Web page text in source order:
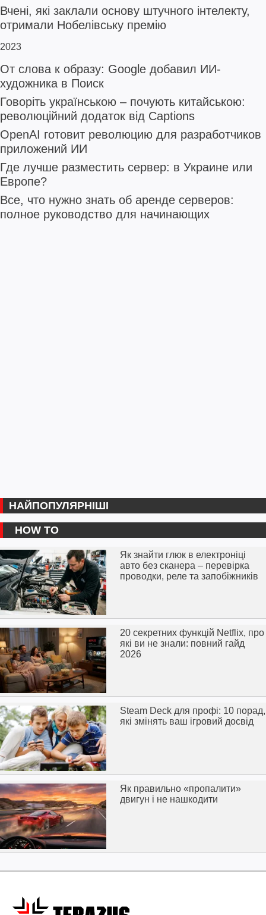
Вчені, які заклали основу штучного інтелекту,
отримали Нобелівську премію
2023
От слова к образу: Google добавил ИИ-
художника в Поиск
Говоріть українською – почують китайською:
революційний додаток від Captions
OpenAI готовит революцию для разработчиков
приложений ИИ
Где лучше разместить сервер: в Украине или
Европе?
Все, что нужно знать об аренде серверов:
полное руководство для начинающих
НАЙПОПУЛЯРНІШІ
HOW TO
Як знайти глюк в електроніці
авто без сканера – перевірка
проводки, реле та запобіжників
20 секретних функцій Netflix, про
які ви не знали: повний гайд
2026
Steam Deck для профі: 10 порад,
які змінять ваш ігровий досвід
Як правильно «пропалити»
двигун і не нашкодити